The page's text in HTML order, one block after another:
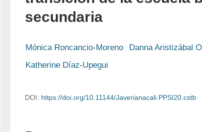
secundaria
Mónica Roncancio-Moreno
Danna Aristizábal
Katherine Díaz-Upegui
DOI: https://doi.org/10.11144/Javerianacali.PPSI20.cstb